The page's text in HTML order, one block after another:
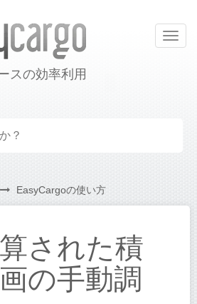
スの効率利用
EasyCargoの使い方
された積
の手動調